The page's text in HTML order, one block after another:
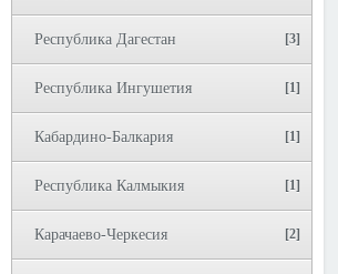
Республика Дагестан [3]
Республика Ингушетия [1]
Кабардино-Балкария [1]
Республика Калмыкия [1]
Карачаево-Черкесия [2]